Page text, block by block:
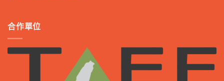
合作單位